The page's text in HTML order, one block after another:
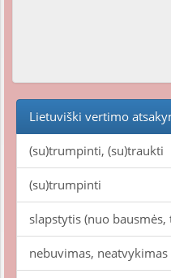
Lietuviški vertimo
(su)trumpinti, (su)traukti
(su)trumpinti
slapstytis (nuo
nebuvimas, neatvykimas